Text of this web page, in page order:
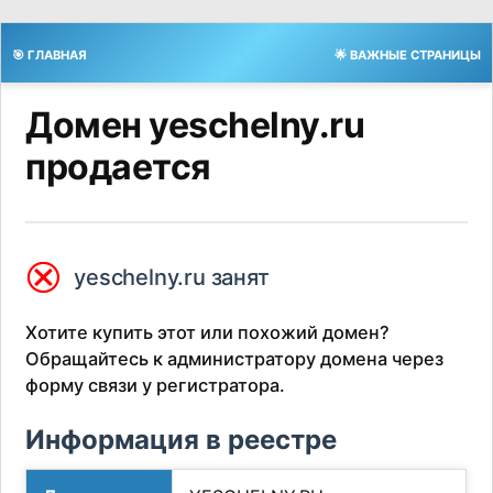
🎯 ГЛАВНАЯ 🌟 ВАЖНЫЕ СТРАНИЦЫ
Домен yeschelny.ru
продается
⮿ yeschelny.ru занят
Хотите купить этот или похожий домен?
Обращайтесь к администратору домена через
форму связи у регистратора.
Информация в реестре